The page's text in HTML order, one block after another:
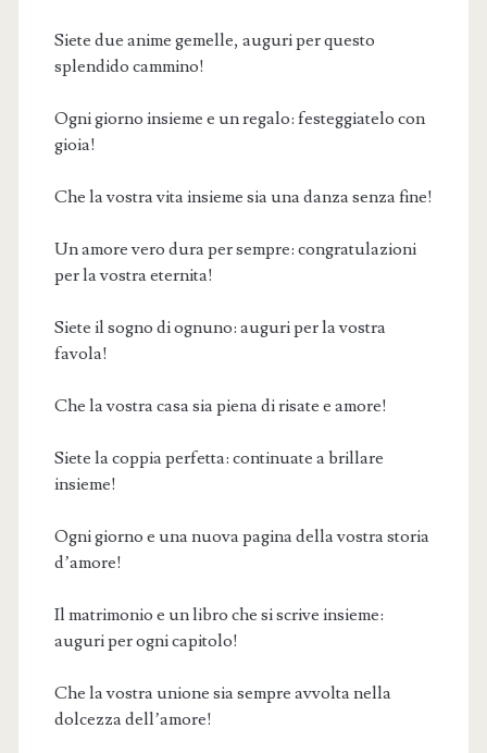
Siete due anime gemelle, auguri per questo
splendido cammino!
Ogni giorno insieme e un regalo: festeggiatelo con
gioia!
Che la vostra vita insieme sia una danza senza fine!
Un amore vero dura per sempre: congratulazioni
per la vostra eternita!
Siete il sogno di ognuno: auguri per la vostra
favola!
Che la vostra casa sia piena di risate e amore!
Siete la coppia perfetta: continuate a brillare
insieme!
Ogni giorno e una nuova pagina della vostra storia
d’amore!
Il matrimonio e un libro che si scrive insieme:
auguri per ogni capitolo!
Che la vostra unione sia sempre avvolta nella
dolcezza dell’amore!